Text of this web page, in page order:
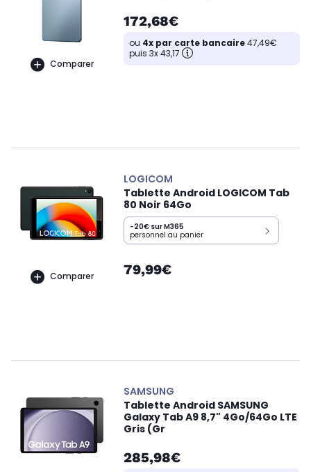
Comparer
172,68€
ou 4x par carte bancaire47,49€
puis 3x 43,17
Comparer
LOGICOM
Tablette Android LOGICOM Tab
80 Noir 64Go
-20€ sur M365
personnel au panier
79,99€
SAMSUNG
Tablette Android SAMSUNG
Galaxy Tab A9 8,7" 4Go/64Go LTE
Gris (Gr
285,98€